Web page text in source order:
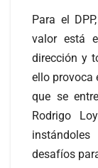
Para el
valor está
dirección y
ello provoca
que se
Rodrigo
desafíos